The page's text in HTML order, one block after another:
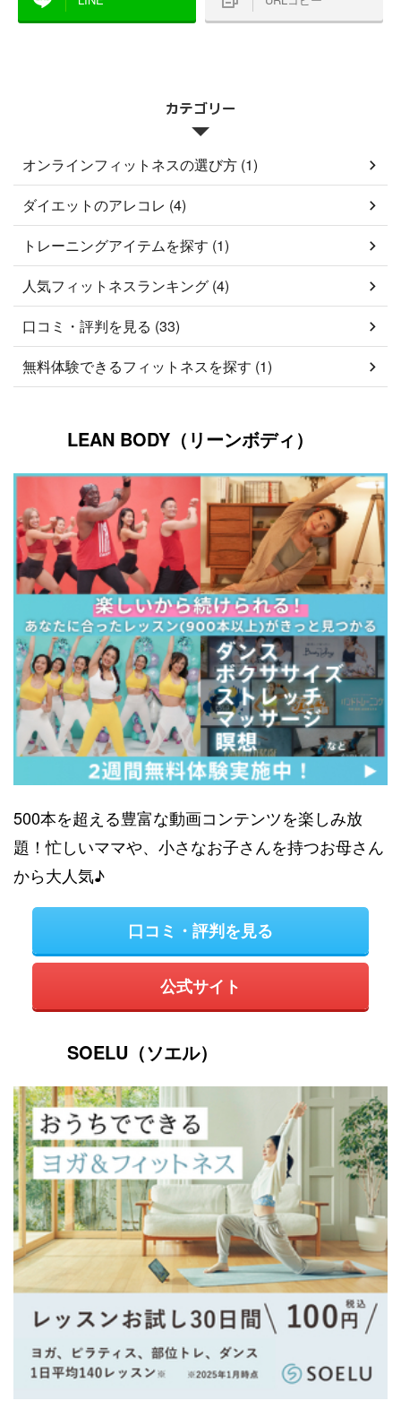
カテゴリー
オンラインフィットネスの選び方 (1)
ダイエットのアレコレ (4)
トレーニングアイテムを探す (1)
人気フィットネスランキング (4)
口コミ・評判を見る (33)
無料体験できるフィットネスを探す (1)
LEAN BODY（リーンボディ）
500本を超える豊富な動画コンテンツを楽しみ放
題！忙しいママや、小さなお子さんを持つお母さん
から大人気♪
口コミ・評判を見る
公式サイト
SOELU（ソエル）